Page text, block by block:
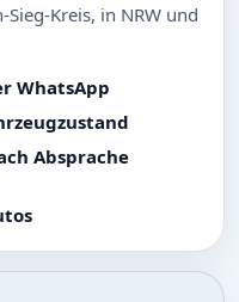
Kreis, in NRW und
WhatsApp
Absprache